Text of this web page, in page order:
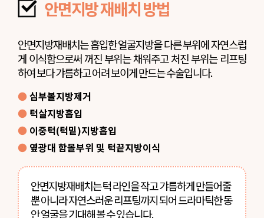
안면지방 재배치 방법
안면지방재배치는 흡입한 얼굴지방을 다른 부위에 자연스럽
게 이식함으로써 꺼진 부위는 채워주고 처진 부위는 리프팅
하여 보다 갸름하고 어려 보이게 만드는 수술입니다.
●심부볼지방제거
● 턱살지방흡입
● 이중턱(턱밑)지방흡입
● 옆광대 함몰부위 및 턱끝지방이식
안면지방재배치는 턱 라인을 작고 갸름하게 만들어줄
뿐 아니라 자연스러운 리프팅까지 되어 드라마틱한 동
안 얼굴을 기대해 볼 수 있습니다.